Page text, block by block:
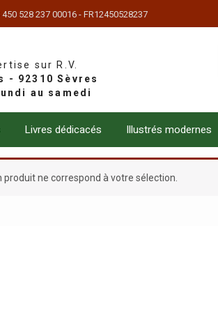
450 528 237 00016 - FR12450528237
sur R.V.
Livres dédicacés Illustrés modernes
produit ne correspond à votre sélection.